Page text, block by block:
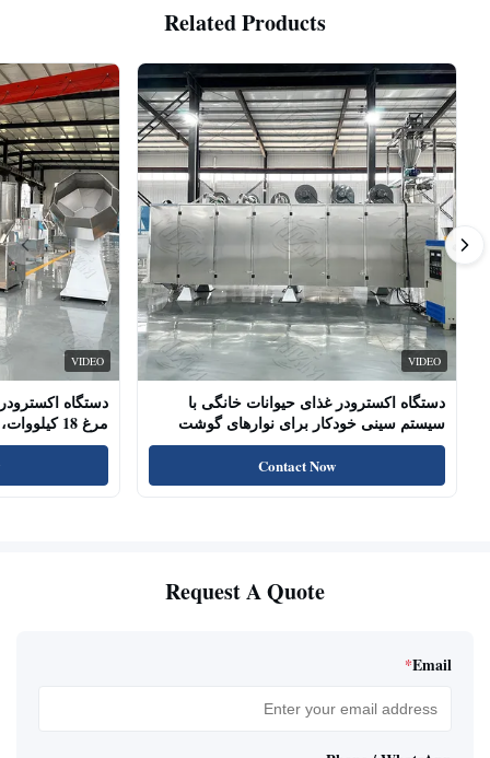
Related Products
VIDEO
دستگاه اکسترودر غذای حیوانات خانگی با
سیستم سینی خودکار برای نوارهای گوشت
سگ، چوب‌های خشک شده
Contact Now
VIDEO
دستگاه
مرغ 18
پروتئین بالا،
Request A Quote
Email
*